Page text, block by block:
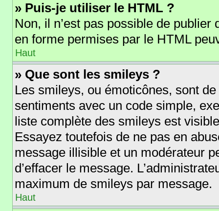
» Puis-je utiliser le HTML ?
Non, il n’est pas possible de
en forme permises par le HTML
Haut
» Que sont les smileys ?
Les smileys, ou émoticônes, sont
sentiments avec un code simple,
liste complète des smileys est
Essayez toutefois de ne pas en
message illisible et un modérateur
d’effacer le message.
maximum de smileys par message.
Haut